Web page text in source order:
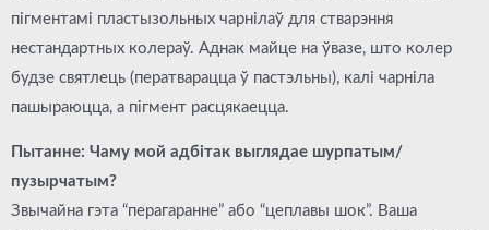
пігментамі пластызольных чарнілаў для стварэння
нестандартных колераў. Аднак майце на ўвазе, што колер
будзе святлець (ператварацца ў пастэльны), калі чарніла
пашыраюцца, а пігмент расцякаецца.
Пытанне: Чаму мой адбітак выглядае шурпатым/
пузырчатым?
Звычайна гэта “перагаранне” або “цеплавы шок”. Ваша